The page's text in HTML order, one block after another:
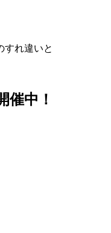
すれ違いと
催中！